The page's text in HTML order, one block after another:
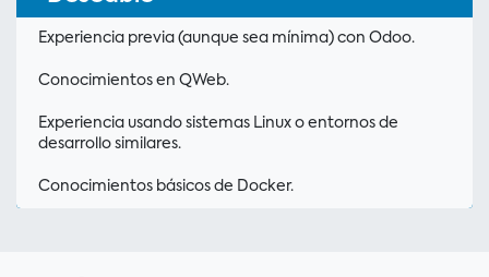
Experiencia previa (aunque sea mínima) con Odoo.
Conocimientos en QWeb.
Experiencia usando sistemas Linux o entornos de
desarrollo similares.
Conocimientos básicos de Docker.